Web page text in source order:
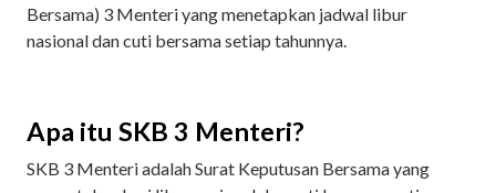
Bersama) 3 Menteri yang menetapkan jadwal libur
nasional dan cuti bersama setiap tahunnya.
Apa itu SKB 3 Menteri?
SKB 3 Menteri adalah Surat Keputusan Bersama yang